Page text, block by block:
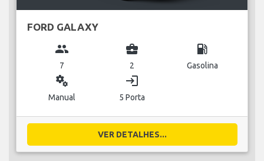
FORD GALAXY
group
7
business_center
2
local_gas_station
Gasolina
miscellaneous_services
Manual
login
5 Porta
VER DETALHES...